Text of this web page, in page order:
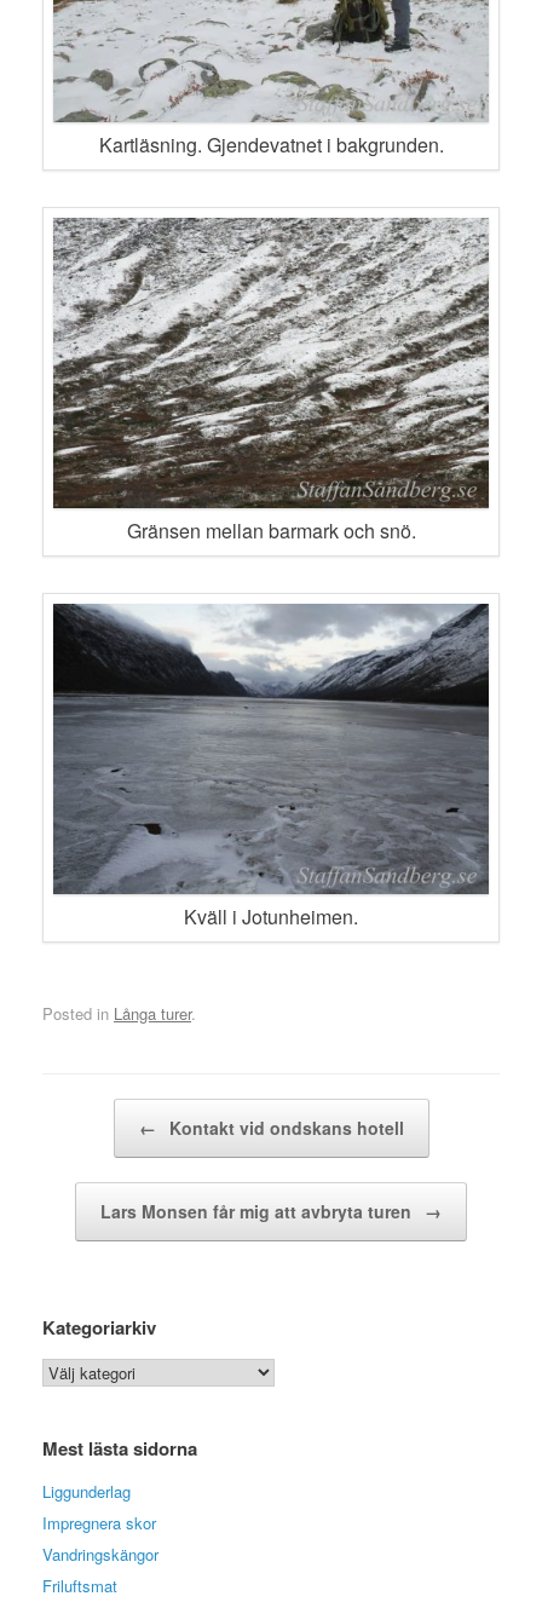
Kartläsning. Gjendevatnet i bakgrunden.
Gränsen mellan barmark och snö.
Kväll i Jotunheimen.
Posted in Långa turer.
← Kontakt vid ondskans hotell
Lars Monsen får mig att avbryta turen →
Kategoriarkiv
Kategoriarkiv
Mest lästa sidorna
Liggunderlag
Impregnera skor
Vandringskängor
Friluftsmat